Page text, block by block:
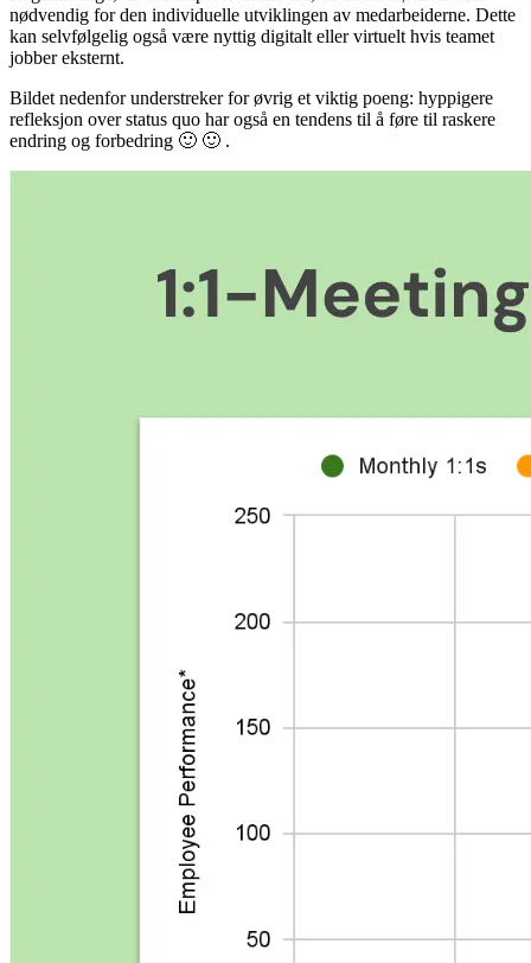
nødvendig for den individuelle utviklingen av medarbeiderne. Dette
kan selvfølgelig også være nyttig digitalt eller virtuelt hvis teamet
jobber eksternt.
Bildet nedenfor understreker for øvrig et viktig poeng: hyppigere
refleksjon over status quo har også en tendens til å føre til raskere
endring og forbedring 🙂 🙂 .